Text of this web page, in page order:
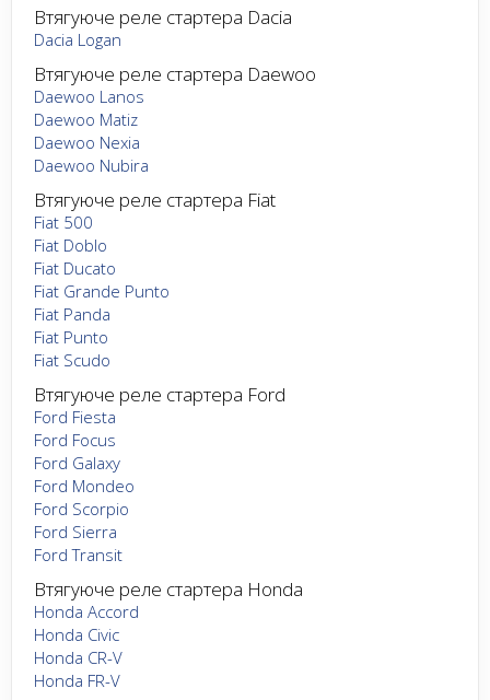
Втягуюче реле стартера Dacia
Dacia Logan
Втягуюче реле стартера Daewoo
Daewoo Lanos
Daewoo Matiz
Daewoo Nexia
Daewoo Nubira
Втягуюче реле стартера Fiat
Fiat 500
Fiat Doblo
Fiat Ducato
Fiat Grande Punto
Fiat Panda
Fiat Punto
Fiat Scudo
Втягуюче реле стартера Ford
Ford Fiesta
Ford Focus
Ford Galaxy
Ford Mondeo
Ford Scorpio
Ford Sierra
Ford Transit
Втягуюче реле стартера Honda
Honda Accord
Honda Civic
Honda CR-V
Honda FR-V